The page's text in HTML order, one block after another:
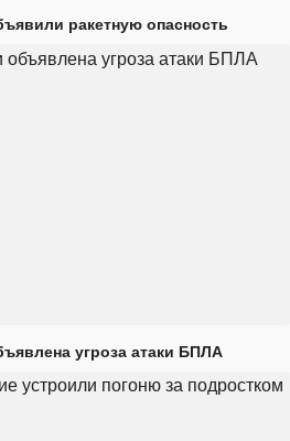
ракетную опасность
угроза атаки БПЛА